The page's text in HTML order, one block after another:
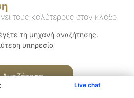
Live chat
τους καλύτερους στον κλάδο
τη μηχανή αναζήτησης.
υπηρεσία
Αναζήτηση